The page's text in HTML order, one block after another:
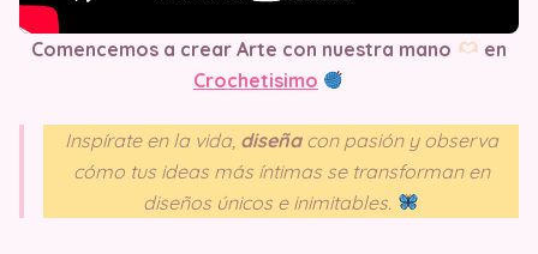
Comencemos a crear Arte con nuestra mano
en
Crochetisimo
Inspírate en la vida, diseñacon pasión y observa
cómo tus ideas más íntimas se transforman en
diseños únicos e inimitables.